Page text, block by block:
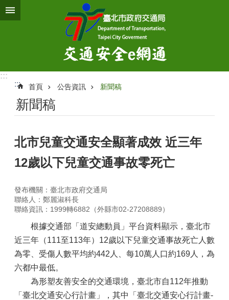
跳到主要內容區塊
:::
:::
首頁 公告資訊 新聞稿
新聞稿
北市兒童交通安全顯著成效 近三年
12歲以下兒童交通事故零死亡
發布機關：臺北市政府交通局
聯絡人：鄭麗淑科長
聯絡資訊：1999轉6882（外縣市02-27208889）
根據交通部「道安總動員」平台資料顯示，臺北市
近三年（111至113年）12歲以下兒童交通事故死亡人數
為零、受傷人數平均約442人、每10萬人口約169人，為
六都中最低。
為形塑友善安全的交通環境，臺北市自112年推動
「臺北交通安心行計畫」，其中「臺北交通安心行計畫-